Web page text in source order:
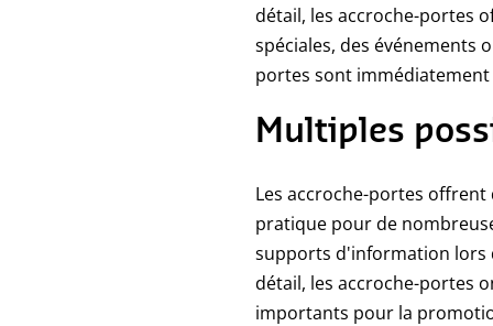
détail, les accroche-portes
spéciales, des événements
portes sont
Multiples
Les accroche-portes
pratique pour de
supports d'information lors
détail, les accroche-portes
importants pour la